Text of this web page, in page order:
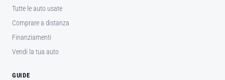
Tutte le auto usate
Comprare a distanza
Finanziamenti
Vendi la tua auto
GUIDE